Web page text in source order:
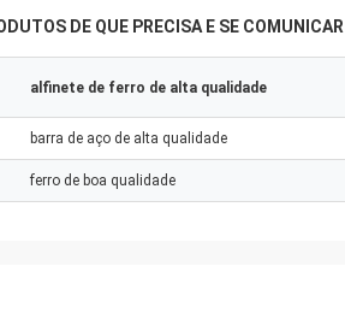
DE QUE PRECISA E SE
alfinete de ferro de alta qualidade
barra de aço de alta qualidade
ferro de boa qualidade